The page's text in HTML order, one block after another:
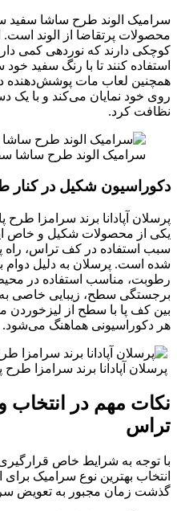
محصولات پرتقاضا از الوند
کوچکی دارند که نوردهی کمی
استفاده کنند تا با رنگ سفید
همچنین لعاب مات پوشش‌دهنده
روی خود نمایان می‌کند و با یک
نظافت کرد.
سرامیک الوند طرح ساشا سفید
دکوراسیون شکیل در کنار
یکی از محصولات شکیل و خاص
سبب استفاده در کف تراس، راه
شده است. پرسلان به دلیل دوام
رطوبت، مناسب استفاده در
برجستگی سطح، زیبایی خاصی
بین کف پا با سطح از لیزخوردن
هر دکوراسیونی هماهنگ می‌شود.
پرسلان آپادانا برند سرامزا طرح
نکات مهم در
تراس
با توجه به شرایط خاص قرارگیری
انتخاب بهترین نوع سرامیک
گذشت زمان مجبور به تعویض